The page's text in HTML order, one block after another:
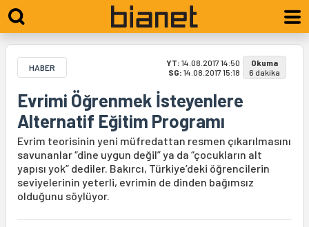
HABER YT: 14.08.2017 14:50
SG: 14.08.2017 15:18
Okuma
6 dakika
Evrimi Öğrenmek İsteyenlere
Alternatif Eğitim Programı
Evrim teorisinin yeni müfredattan resmen çıkarılmasını
savunanlar “dine uygun değil” ya da “çocukların alt
yapısı yok” dediler. Bakırcı, Türkiye’deki öğrencilerin
seviyelerinin yeterli, evrimin de dinden bağımsız
olduğunu söylüyor.